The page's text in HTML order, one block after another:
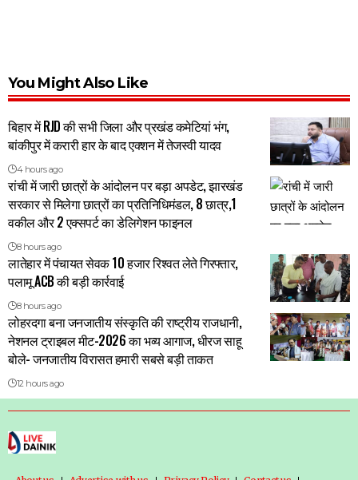
You Might Also Like
बिहार में RJD की सभी जिला और प्रखंड कमेटियां भंग,
बांकीपुर में करारी हार के बाद एक्शन में तेजस्वी यादव
4 hours ago
रांची में जारी छात्रों के आंदोलन पर बड़ा अपडेट, झारखंड
सरकार से मिलेगा छात्रों का प्रतिनिधिमंडल, 8 छात्र,1
वकील और 2 एक्सपर्ट का डेलिगेशन फाइनल
8 hours ago
लातेहार में पंचायत सेवक 10 हजार रिश्वत लेते गिरफ्तार,
पलामू ACB की बड़ी कार्रवाई
8 hours ago
लोहरदगा बना जनजातीय संस्कृति की राष्ट्रीय राजधानी,
नेशनल ट्राइबल मीट-2026 का भव्य आगाज, धीरज साहू
बोले- जनजातीय विरासत हमारी सबसे बड़ी ताकत
12 hours ago